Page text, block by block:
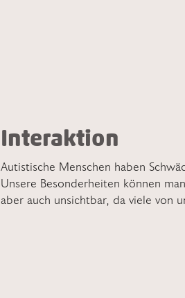
Interaktion
Autistische Menschen haben
Unsere Besonderheiten können
aber auch unsichtbar, da viele von